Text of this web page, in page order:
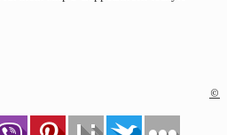
©